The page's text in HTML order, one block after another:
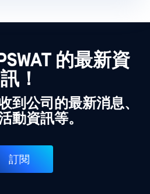
的最新資
訊！
到公司的最新消息、
動資訊等。
訂閱